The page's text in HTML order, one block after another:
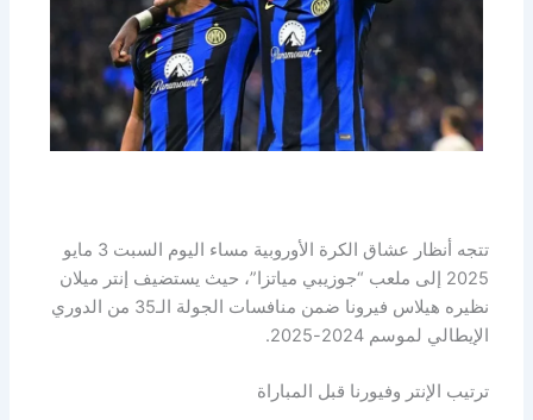
تتجه أنظار عشاق الكرة الأوروبية مساء اليوم السبت 3 مايو
2025 إلى ملعب “جوزيبي مياتزا”، حيث يستضيف إنتر ميلان
نظيره هيلاس فيرونا ضمن منافسات الجولة الـ35 من الدوري
الإيطالي لموسم 2024-2025.
ترتيب الإنتر وفيورنا قبل المباراة